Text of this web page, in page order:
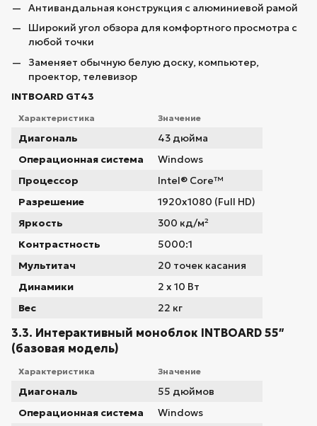
Антивандальная конструкция с алюминиевой рамой
Широкий угол обзора для комфортного просмотра с
любой точки
Заменяет обычную белую доску, компьютер,
проектор, телевизор
INTBOARD GT43
Характеристика Значение
Диагональ
43 дюйма
Операционная система
Windows
Процессор
Intel® Core™
Разрешение
1920x1080 (Full HD)
Яркость
300 кд/м²
Контрастность
5000:1
Мультитач
20 точек касания
Динамики
2 x 10 Вт
Вес
22 кг
3.3. Интерактивный моноблок INTBOARD 55″
(базовая модель)
Характеристика Значение
Диагональ
55 дюймов
Операционная система
Windows